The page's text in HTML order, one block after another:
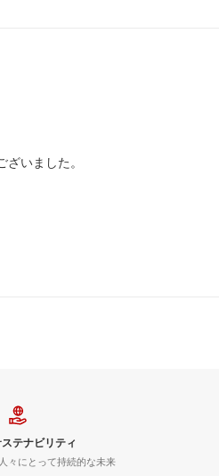
いました。
テナビリティ
々にとって持続的な未来